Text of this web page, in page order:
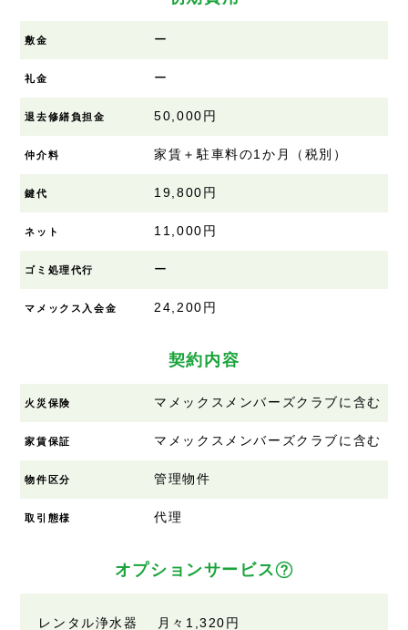
敷金 ー
礼金 ー
退去修繕負担金 50,000円
仲介料 家賃＋駐車料の1か月（税別）
鍵代 19,800円
ネット 11,000円
ゴミ処理代行 ー
マメックス入会金 24,200円
契約内容
火災保険 マメックスメンバーズクラブに含む
家賃保証 マメックスメンバーズクラブに含む
物件区分 管理物件
取引態様 代理
オプションサービス
レンタル浄水器 月々1,320円